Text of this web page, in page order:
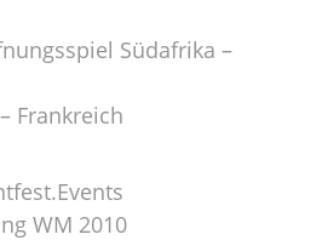
Südafrika –
Frankreich
WM 2010